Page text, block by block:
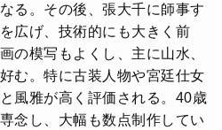
る。その後、張大千に師事す
広げ、技術的にも大きく前
の模写もよくし、主に山水、
む。特に古装人物や宮廷仕女
風雅が高く評価される。40歳
念し、大幅も数点制作してい